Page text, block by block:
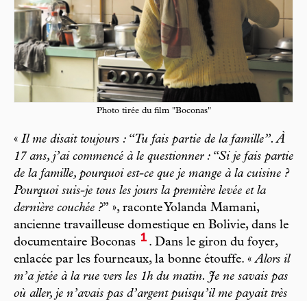
Photo tirée du film "Boconas"
« Il me disait toujours : “Tu fais partie de la famille”. À
17 ans, j’ai commencé à le questionner : “Si je fais partie
de la famille, pourquoi est-ce que je mange à la cuisine ?
Pourquoi suis-je tous les jours la première levée et la
dernière couchée ?” », raconte Yolanda Mamani,
ancienne travailleuse domestique en Bolivie, dans le
documentaire Boconas 1 . Dans le giron du foyer,
enlacée par les fourneaux, la bonne étouffe. «Alors il
m’a jetée à la rue vers les 1h du matin. Je ne savais pas
où aller, je n’avais pas d’argent puisqu’il me payait très